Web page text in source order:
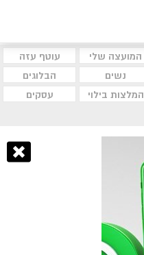
המועצה שלי
עוטף עזה
נשים
הבלוגים
המלצות בילוי
עסקים